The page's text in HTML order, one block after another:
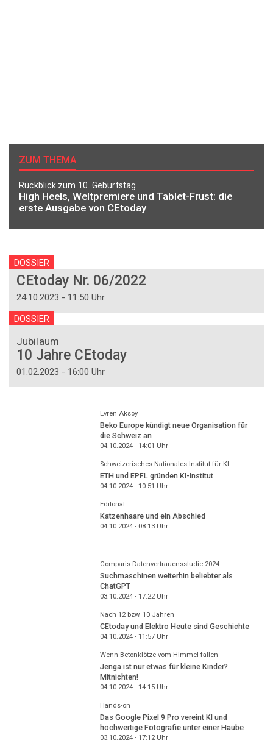
ZUM THEMA
Rückblick zum 10. Geburtstag
High Heels, Weltpremiere und Tablet-Frust: die
erste Ausgabe von CEtoday
DOSSIER
CEtoday Nr. 06/2022
24.10.2023 - 11:50 Uhr
DOSSIER
Jubiläum
10 Jahre CEtoday
01.02.2023 - 16:00 Uhr
Evren Aksoy
Beko Europe kündigt neue Organisation für
die Schweiz an
04.10.2024 - 14:01 Uhr
Schweizerisches Nationales Institut für KI
ETH und EPFL gründen KI-Institut
04.10.2024 - 10:51 Uhr
Editorial
Katzenhaare und ein Abschied
04.10.2024 - 08:13Uhr
Comparis-Datenvertrauensstudie 2024
Suchmaschinen weiterhin beliebter als
ChatGPT
03.10.2024 - 17:22Uhr
Nach 12 bzw. 10 Jahren
CEtoday und Elektro Heute sind Geschichte
04.10.2024 - 11:57Uhr
Wenn Betonklötze vom Himmel fallen
Jenga ist nur etwas für kleine Kinder?
Mitnichten!
04.10.2024 - 14:15Uhr
Hands-on
Das Google Pixel 9 Pro vereint KI und
hochwertige Fotografie unter einer Haube
03.10.2024 - 17:12Uhr